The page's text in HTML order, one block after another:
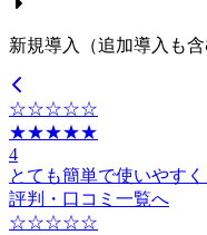
新規導入（追加導入も含
☆☆☆☆☆
★★★★★
4
とても簡単で使いやす
評判・口コミ一覧へ
☆☆☆☆☆